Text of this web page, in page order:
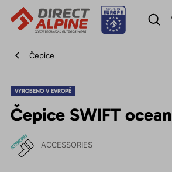
Čepice
VYROBENO V EVROPĚ
Čepice SWIFT ocean
ACCESSORIES